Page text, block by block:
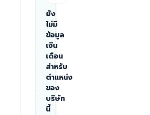
ยัง
ไม่มี
ข้อมูล
เงิน
เดือน
สำหรับ
ตำแหน่ง
ของ
บริษัท
นี้